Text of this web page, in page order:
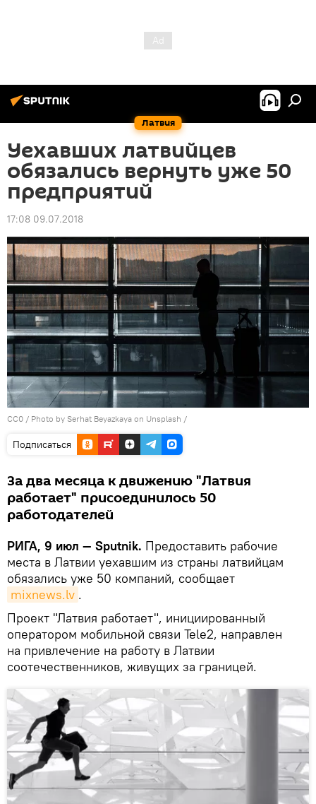
Латвия
Уехавших латвийцев
обязались вернуть уже 50
предприятий
17:08 09.07.2018
CC0 / Photo by Serhat Beyazkaya on Unsplash /
Подписаться
За два месяца к движению "Латвия
работает" присоединилось 50
работодателей
РИГА, 9 июл — Sputnik. Предоставить рабочие
места в Латвии уехавшим из страны латвийцам
обязались уже 50 компаний, сообщает
mixnews.lv .
Проект "Латвия работает", инициированный
оператором мобильной связи Tele2, направлен
на привлечение на работу в Латвии
соотечественников, живущих за границей.